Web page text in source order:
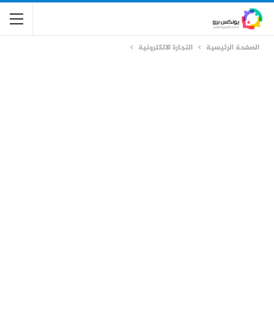
الصفحة الرئيسية التجارة الالكترونية